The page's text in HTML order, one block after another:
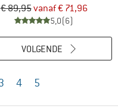
€ 89,95vanaf € 71,96
5,0(6)
4 5
VOLGENDE